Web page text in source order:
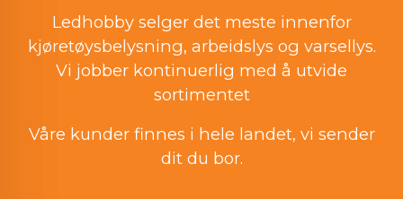
Ledhobby selger det meste innenfor
kjøretøysbelysning, arbeidslys og varsellys.
Vi jobber kontinuerlig med å utvide
sortimentet
Våre kunder finnes i hele landet, vi sender
dit du bor.